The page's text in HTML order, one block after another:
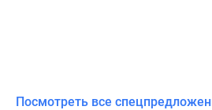
Посмотреть все